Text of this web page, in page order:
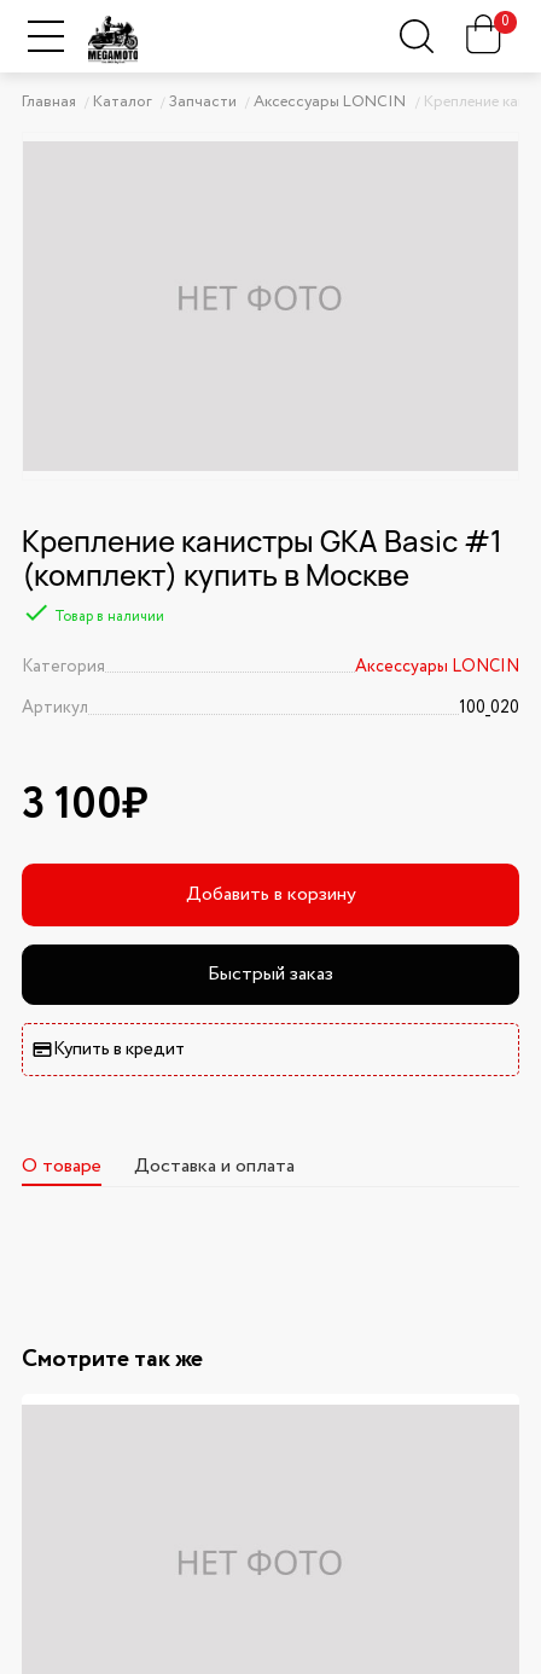
0
Главная Каталог Запчасти Аксессуары LONCIN Крепление
Крепление канистры GKA Basic #1
(комплект) купить в Москве
Товар в наличии
Категория
Аксессуары LONCIN
Артикул
100_020
3 100₽
Добавить в корзину
Быстрый заказ
Купить в кредит
О товаре Доставка и оплата
Смотрите так же